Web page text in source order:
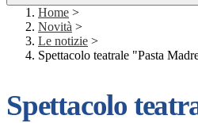
Home >
Novità >
Le notizie >
Spettacolo teatrale "Pasta
Spettacolo